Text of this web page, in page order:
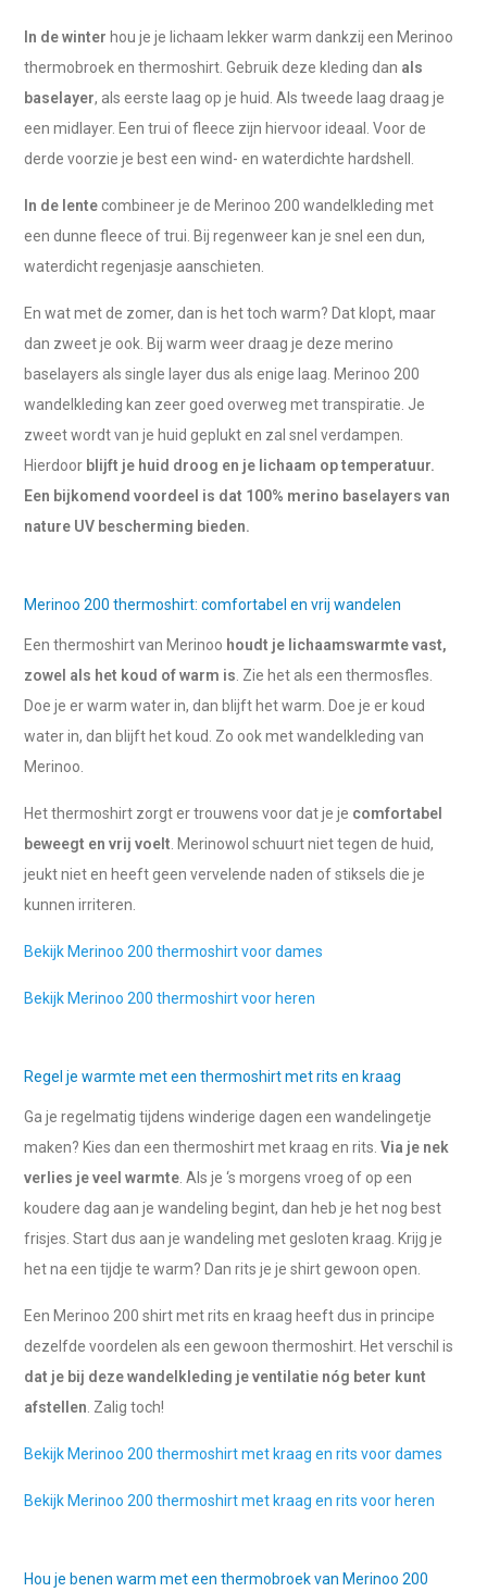
In de winter hou je je lichaam lekker warm dankzij een Merinoo
thermobroek en thermoshirt. Gebruik deze kleding dan als
baselayer, als eerste laag op je huid. Als tweede laag draag je
een midlayer. Een trui of fleece zijn hiervoor ideaal. Voor de
derde voorzie je best een wind- en waterdichte hardshell.
In de lentecombineer je de Merinoo 200 wandelkleding met
een dunne fleece of trui. Bij regenweer kan je snel een dun,
waterdicht regenjasje aanschieten.
En wat met de zomer, dan is het toch warm? Dat klopt, maar
dan zweet je ook. Bij warm weer draag je deze merino
baselayers als single layer dus als enige laag. Merinoo 200
wandelkleding kan zeer goed overweg met transpiratie. Je
zweet wordt van je huid geplukt en zal snel verdampen.
Hierdoor blijft je huid droog en je lichaam op temperatuur.
Een bijkomend voordeel is dat 100% merino baselayers van
nature UV bescherming bieden.
Merinoo 200 thermoshirt: comfortabel en vrij wandelen
Een thermoshirt van Merinoo houdt je lichaamswarmte vast,
zowel als het koud of warm is . Zie het als een thermosfles.
Doe je er warm water in, dan blijft het warm. Doe je er koud
water in, dan blijft het koud. Zo ook met wandelkleding van
Merinoo.
Het thermoshirt zorgt er trouwens voor dat je je comfortabel
beweegt en vrij voelt . Merinowol schuurt niet tegen de huid,
jeukt niet en heeft geen vervelende naden of stiksels die je
kunnen irriteren.
Bekijk Merinoo 200 thermoshirt voor dames
Bekijk Merinoo 200 thermoshirt voor heren
Regel je warmte met een thermoshirt met rits en kraag
Ga je regelmatig tijdens winderige dagen een wandelingetje
maken? Kies dan een thermoshirt met kraag en rits.Via je nek
verlies je veel warmte . Als je ‘s morgens vroeg of op een
koudere dag aan je wandeling begint, dan heb je het nog best
frisjes. Start dus aan je wandeling met gesloten kraag. Krijg je
het na een tijdje te warm? Dan rits je je shirt gewoon open.
Een Merinoo 200 shirt met rits en kraag heeft dus in principe
dezelfde voordelen als een gewoon thermoshirt. Het verschil is
dat je bij deze wandelkleding je ventilatie nóg beter kunt
afstellen . Zalig toch!
Bekijk Merinoo 200 thermoshirt met kraag en rits voor dames
Bekijk Merinoo 200 thermoshirt met kraag en rits voor heren
Hou je benen warm met een thermobroek van Merinoo 200